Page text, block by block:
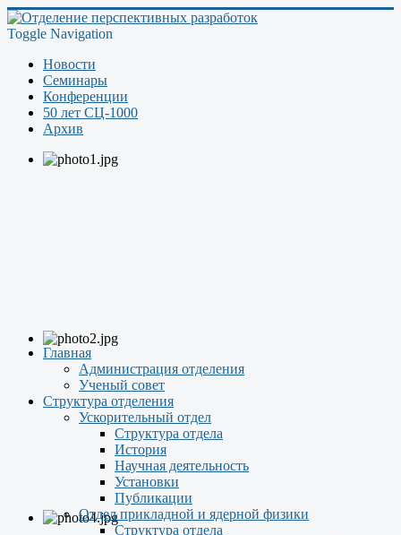
Toggle Navigation
Новости
Семинары
Конференции
50 лет СЦ-1000
Архив
Главная
Администрация отделения
Ученый совет
Структура отделения
Ускорительный отдел
Структура отдела
История
Научная деятельность
Установки
Публикации
Отдел прикладной и ядерной физики
Структура отдела